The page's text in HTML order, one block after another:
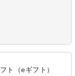
ト（eギフト）